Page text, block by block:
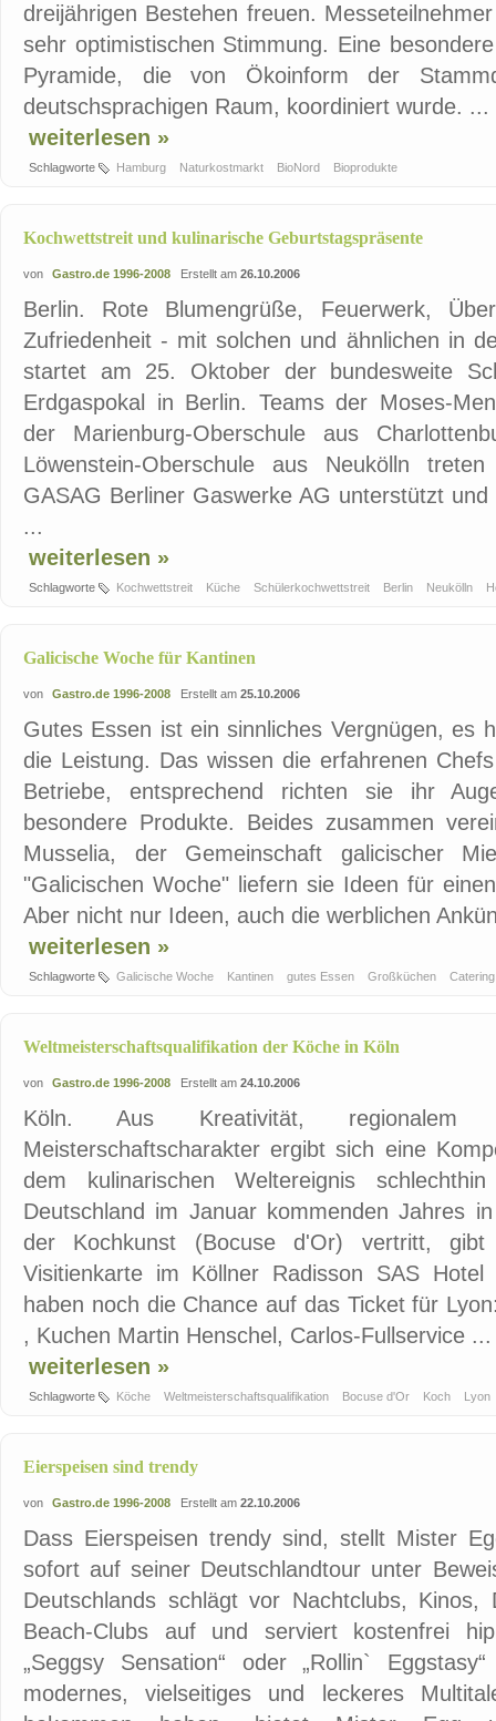
dreijährigen Bestehen freuen.
sehr optimistischen Stimmung. Eine
Pyramide, die von Ökoinform der
deutschsprachigen Raum, koordiniert wurde. ...
weiterlesen »
Schlagworte Hamburg Naturkostmarkt BioNord Bioprodukte
Kochwettstreit und kulinarische Geburtstagspräsente
von Gastro.de 1996-2008 Erstellt am 26.10.2006
Berlin. Rote Blumengrüße, Feuerwerk,
Zufriedenheit - mit solchen und ähnlichen in
startet am 25. Oktober der bundesweite
Erdgaspokal in Berlin. Teams der Moses-
der Marienburg-Oberschule aus
Löwenstein-Oberschule aus Neukölln
GASAG Berliner Gaswerke AG unterstützt
...
weiterlesen »
Schlagworte Kochwettstreit Küche Schülerkochwettstreit Berlin Neukölln
Galicische Woche für Kantinen
von Gastro.de 1996-2008 Erstellt am 25.10.2006
Gutes Essen ist ein sinnliches Vergnügen, es
die Leistung. Das wissen die erfahrenen
Betriebe, entsprechend richten sie ihr
besondere Produkte. Beides zusammen
Musselia, der Gemeinschaft galicischer
"Galicischen Woche" liefern sie Ideen für
Aber nicht nur Ideen, auch die werblichen
weiterlesen »
Schlagworte Galicische Woche Kantinen gutes Essen Großküchen
Weltmeisterschaftsqualifikation der Köche in Köln
von Gastro.de 1996-2008 Erstellt am 24.10.2006
Köln. Aus Kreativität, regionalem
Meisterschaftscharakter ergibt sich eine
dem kulinarischen Weltereignis
Deutschland im Januar kommenden Jahres
der Kochkunst (Bocuse d'Or) vertritt,
Visitienkarte im Köllner Radisson SAS
haben noch die Chance auf das Ticket für
, Kuchen Martin Henschel, Carlos-Fullservice ...
weiterlesen »
Schlagworte Köche Weltmeisterschaftsqualifikation Bocuse d'Or Koch Lyon
Eierspeisen sind trendy
von Gastro.de 1996-2008 Erstellt am 22.10.2006
Dass Eierspeisen trendy sind, stellt Mister
sofort auf seiner Deutschlandtour unter
Deutschlands schlägt vor Nachtclubs, Kinos,
Beach-Clubs auf und serviert kostenfrei
„Seggsy Sensation“ oder „Rollin`
modernes, vielseitiges und leckeres